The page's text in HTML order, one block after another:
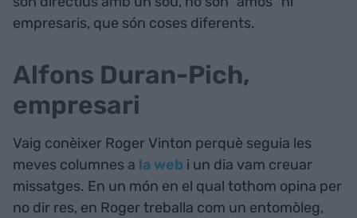
empresaris, que són coses diferents.
Alfons Duran-Pich,
empresari
Vaig conèixer Roger Vinton perquè seguia les
meves columnes a la web i un dia vam creuar
missatges. En un món en el qual tothom opina per
no dir res, en Roger treballa com un entomòleg,